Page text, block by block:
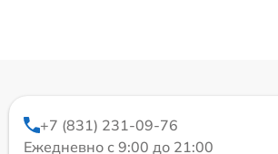
+7 (831) 231-09-76
Ежедневно с 9:00 до 21:00